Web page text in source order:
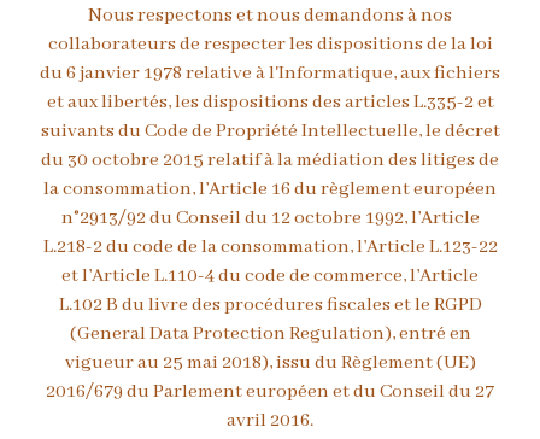
Nous respectons et nous demandons à nos
collaborateurs de respecter les dispositions de la loi
du 6 janvier 1978 relative à l'Informatique, aux fichiers
et aux libertés, les dispositions des articles L.335-2 et
suivants du Code de Propriété Intellectuelle, le décret
du 30 octobre 2015 relatif à la médiation des litiges de
la consommation, l’Article 16 du règlement européen
n°2913/92 du Conseil du 12 octobre 1992, l’Article
L.218-2 du code de la consommation, l’Article L.123-22
et l’Article L.110-4 du code de commerce, l’Article
L.102 B du livre des procédures fiscales et le RGPD
(General Data Protection Regulation), entré en
vigueur au 25 mai 2018), issu du Règlement (UE)
2016/679 du Parlement européen et du Conseil du 27
avril 2016.